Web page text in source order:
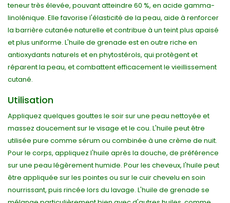
teneur très élevée, pouvant atteindre 60 %, en acide gamma-
linolénique. Elle favorise l'élasticité de la peau, aide à renforcer
la barrière cutanée naturelle et contribue à un teint plus apaisé
et plus uniforme. L'huile de grenade est en outre riche en
antioxydants naturels et en phytostérols, qui protègent et
réparent la peau, et combattent efficacement le vieillissement
cutané.
Utilisation
Appliquez quelques gouttes le soir sur une peau nettoyée et
massez doucement sur le visage et le cou. L'huile peut être
utilisée pure comme sérum ou combinée à une crème de nuit.
Pour le corps, appliquez l'huile après la douche, de préférence
sur une peau légèrement humide. Pour les cheveux, l'huile peut
être appliquée sur les pointes ou sur le cuir chevelu en soin
nourrissant, puis rincée lors du lavage. L'huile de grenade se